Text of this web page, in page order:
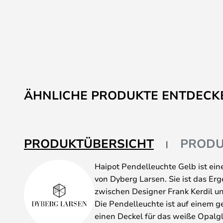
ÄHNLICHE PRODUKTE
PRODUKTÜBERSICHT
Haipot Pendelleuchte Gelb ist
von Dyberg Larsen. Sie ist das
zwischen Designer Frank Kerdil
Die Pendelleuchte ist auf einem
einen Deckel für das weiße